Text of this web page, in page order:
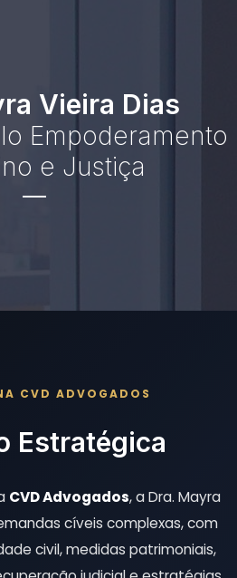
Vieira Dias
Empoderamento
e Justiça
CVD ADVOGADOS
Estratégica
CVD Advogados, a Dra. Mayra
cíveis complexas, com
civil, medidas patrimoniais,